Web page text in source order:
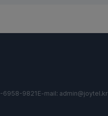
6958-9821 E-mail: admin@joytel.kr